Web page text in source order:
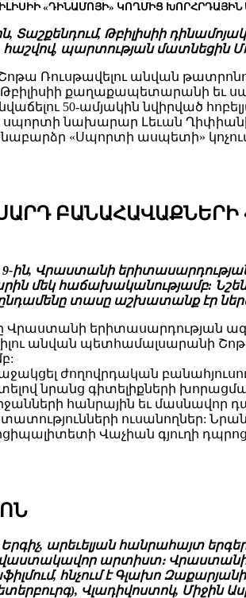
«ԴԻՆԱՄՈՅԻ» ԿՈՂՄԻՑ ԽՈՐՀՐԴԱՅԻՆ
ին, Տաշքենդում, Թբիլիսիի
հաշվով, պարտության մատնեցին
Շոթա Ռուսթավելու անվան
քաղաքապետարանի եւ
50-ամյակին նվիրված
նախարար Լեւան
«Սպորտի ասպետի»
ին, Վրաստանի
մեկ հաճախականությամբ:
տասը աշխատանք էր
երիտասարդության
անվան պետհամալսարանի
ժողովրդական
նրանց գիտելիքների
հանրային եւ մասնավոր
ուսանողներ:
Վաչիան գյուղի
արեւելյան հանրահայտ
արտիստ։ Վրաստանի
հնչում է Գլախո
Վլադիվոստոկ, Միջին